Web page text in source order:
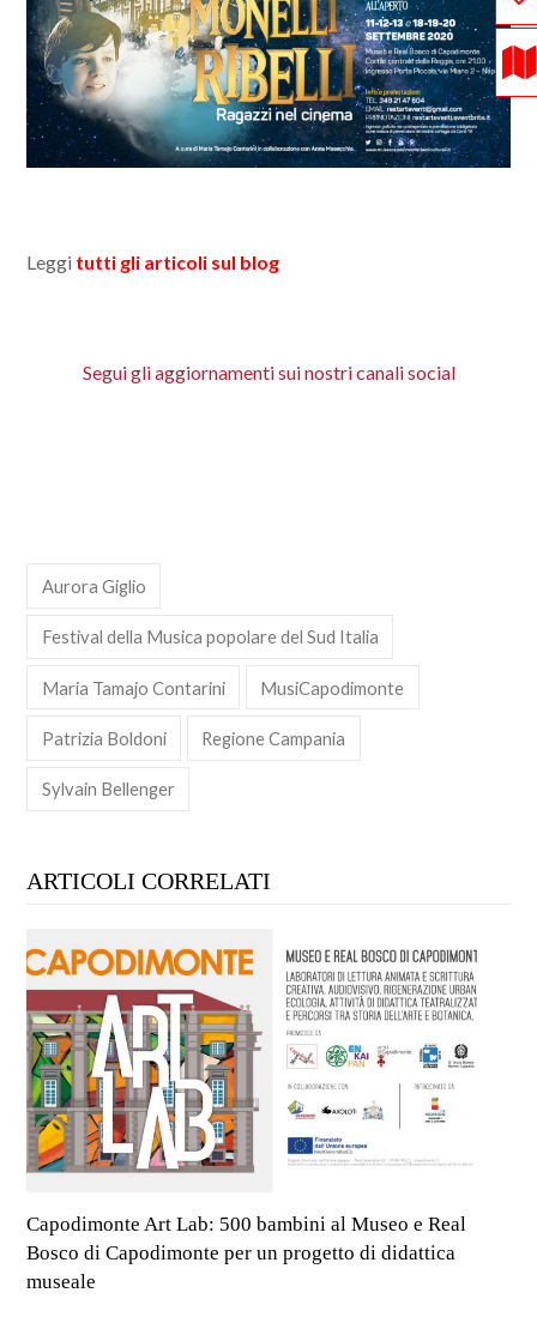
Leggi tutti gli articoli sul blog
Segui gli aggiornamenti sui nostri canali social
Aurora Giglio
Festival della Musica popolare del Sud Italia
Maria Tamajo Contarini MusiCapodimonte
Patrizia Boldoni Regione Campania
Sylvain Bellenger
ARTICOLI CORRELATI
Capodimonte Art Lab: 500 bambini al Museo e Real
Bosco di Capodimonte per un progetto di didattica
museale